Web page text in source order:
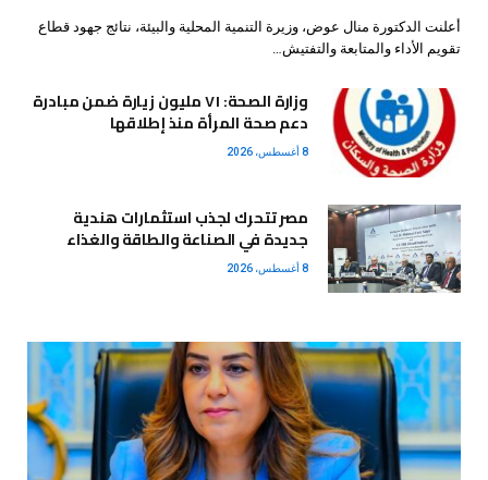
أعلنت الدكتورة منال عوض، وزيرة التنمية المحلية والبيئة، نتائج جهود قطاع
تقويم الأداء والمتابعة والتفتيش…
وزارة الصحة: ٧١ مليون زيارة ضمن مبادرة
دعم صحة المرأة منذ إطلاقها
8 أغسطس، 2026
مصر تتحرك لجذب استثمارات هندية
جديدة في الصناعة والطاقة والغذاء
8 أغسطس، 2026